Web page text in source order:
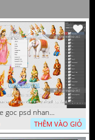
file goc psd nhan vat phat giao vuon lam ty ni tach lop rieng
THÊM VÀO GIỎ